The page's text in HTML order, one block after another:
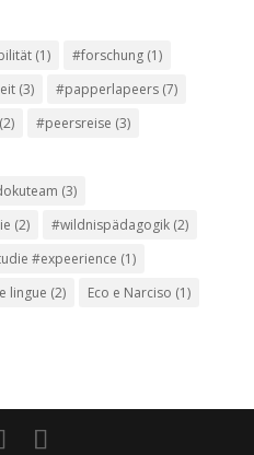
(1) #forschung(1)
(3) #papperlapeers(7)
#peersreise (3)
(3)
(2) #wildnispädagogik(2)
#expeerience (1)
lingue (2) Eco e Narciso (1)